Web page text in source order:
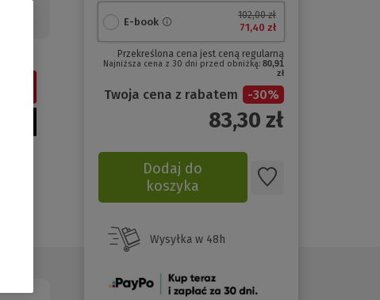
E-book
102,00 zł
71,40 zł
Przekreślona cena jest ceną regularną
Najniższa cena z 30 dni przed obniżką: 80,91
zł
Twoja cena z rabatem -30%
83,30 zł
Dodaj do
koszyka
Wysyłka w 48h
(Nowe